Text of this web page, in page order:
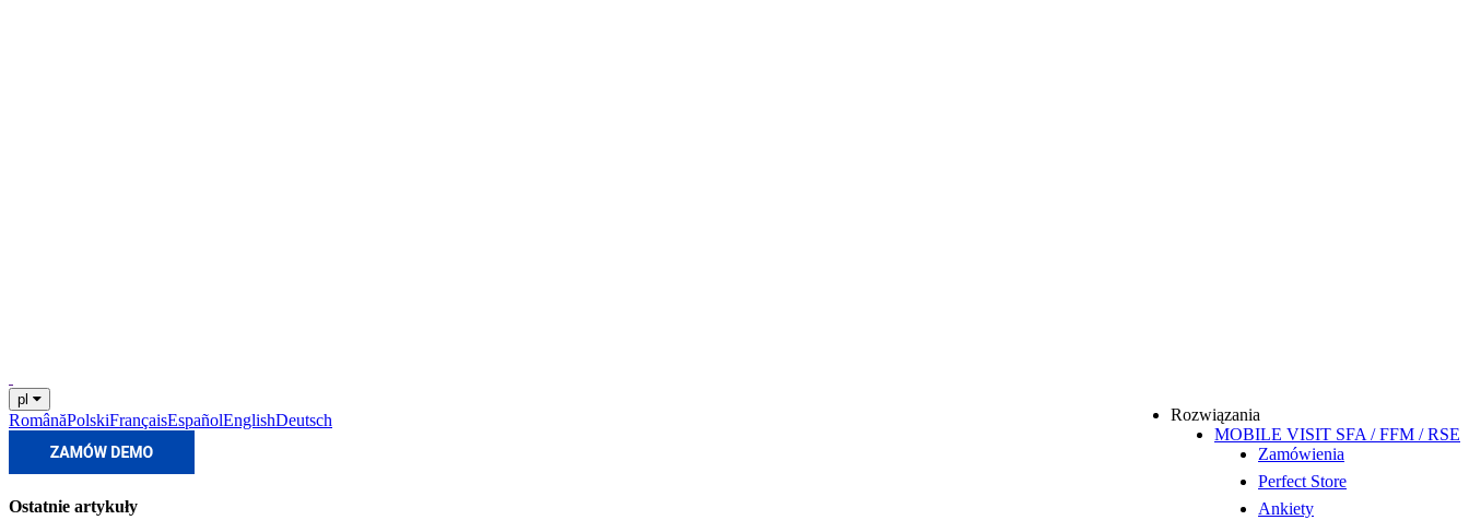
Rozwiązania
MOBILE VISIT SFA / FFM / RSE
Zamówienia
Perfect Store
Ankiety
pl
RomânăPolskiFrançaisEspañolEnglishDeutsch
Ostatnie artykuły